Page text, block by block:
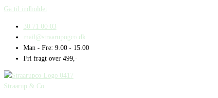
Gå til indholdet
30 71 00 03
mail@straarupogco.dk
Man - Fre: 9.00 - 15.00
Fri fragt over 499,-
Straarup & Co